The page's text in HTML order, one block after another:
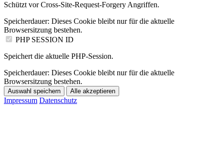
Schützt vor Cross-Site-Request-Forgery Angriffen.
Speicherdauer: Dieses Cookie bleibt nur für die aktuelle
Browsersitzung bestehen.
PHP SESSION ID
Speichert die aktuelle PHP-Session.
Speicherdauer: Dieses Cookie bleibt nur für die aktuelle
Browsersitzung bestehen.
Auswahl speichern Alle akzeptieren
Impressum Datenschutz